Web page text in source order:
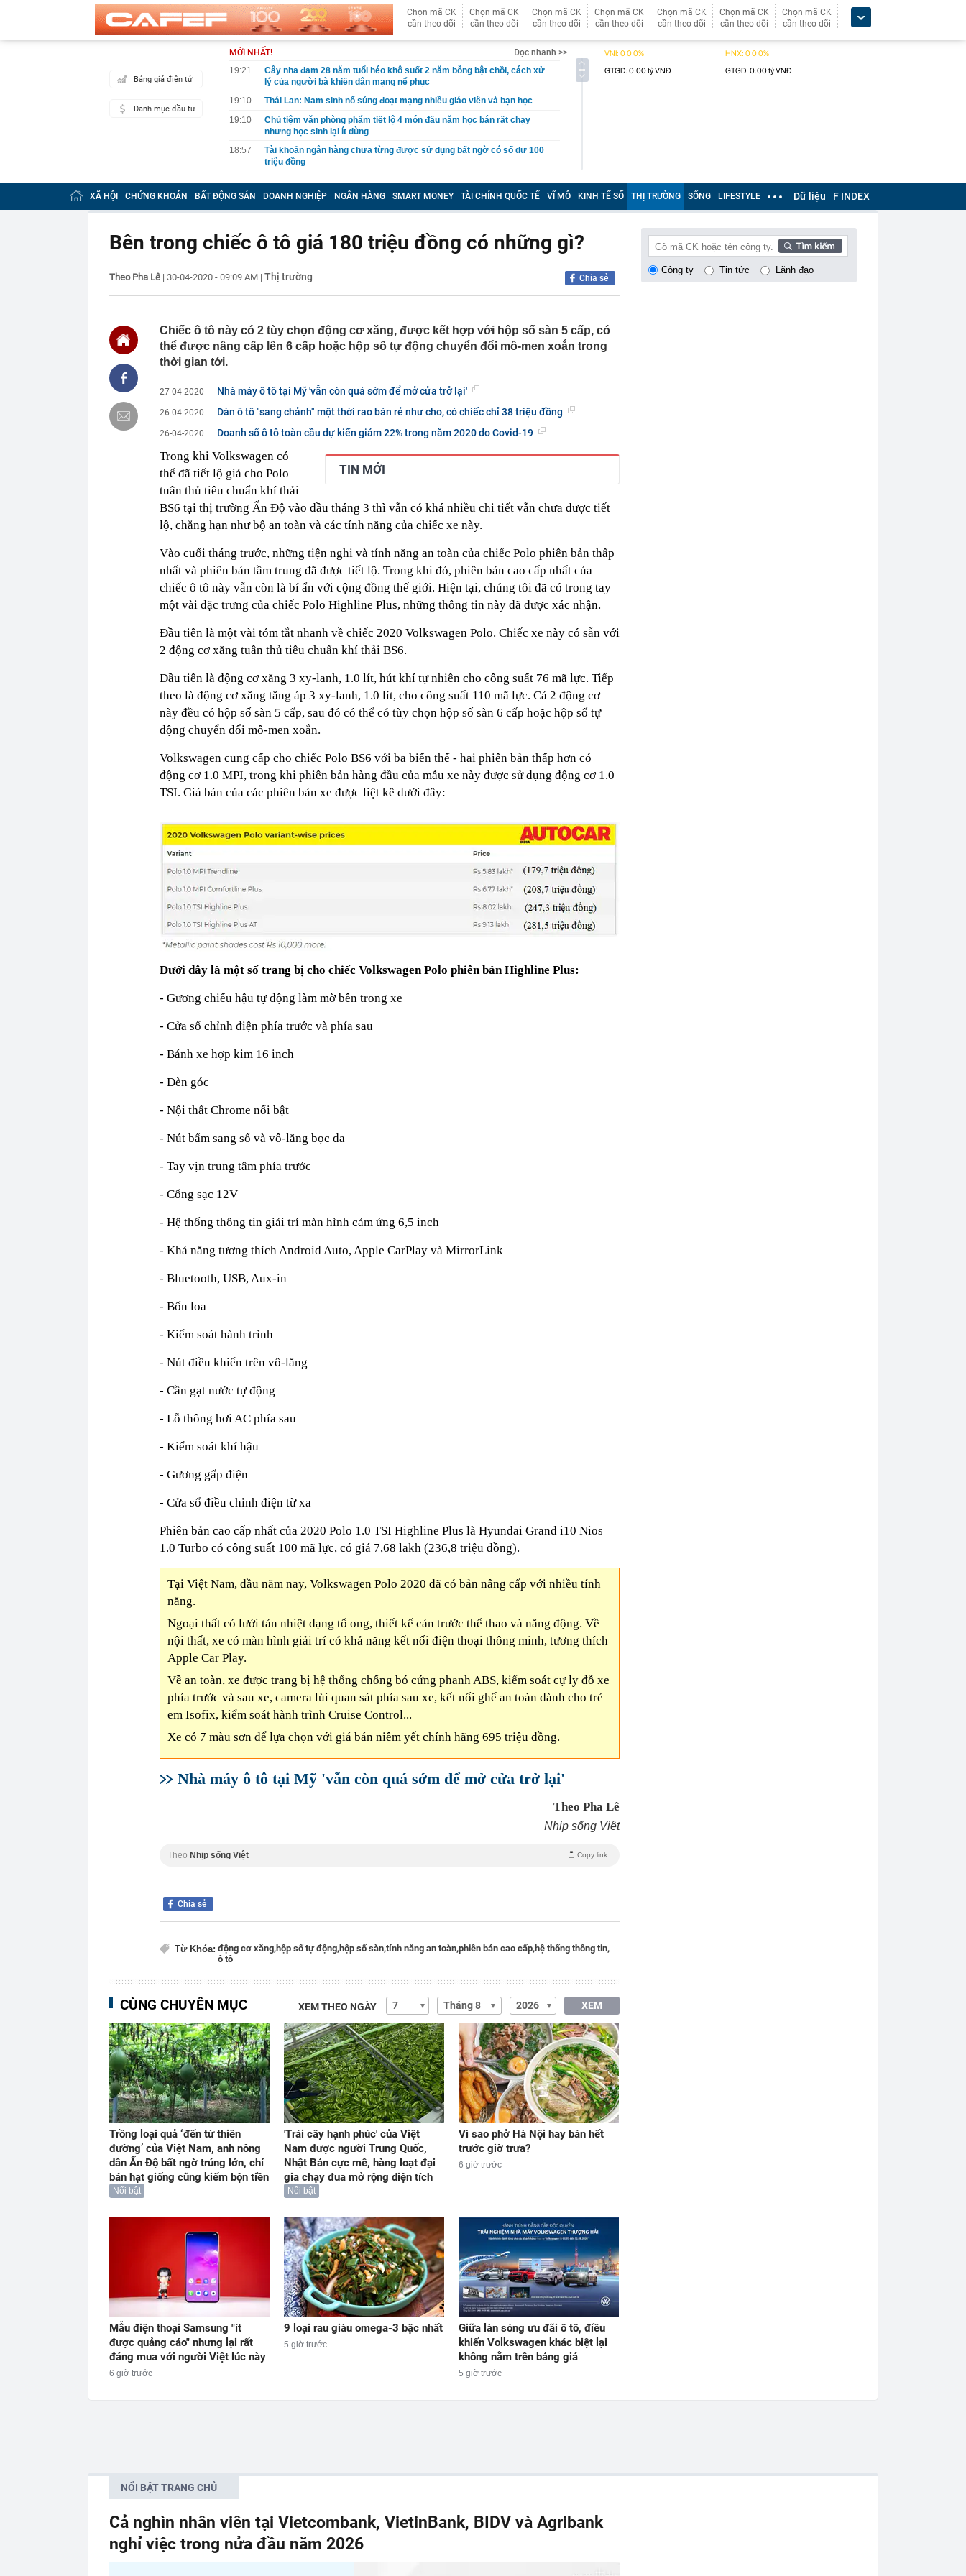
Chọn mã CK
cần theo dõi
Chọn mã CK
cần theo dõi
Chọn mã CK
cần theo dõi
Chọn mã CK
cần theo dõi
Chọn mã CK
cần theo dõi
Chọn mã CK
cần theo dõi
Chọn mã CK
cần theo dõi
Bảng giá điện tử
Danh mục đầu tư
MỚI NHẤT!
Đọc nhanh >>
19:21
Cây nha đam 28 năm tuổi héo khô suốt 2 năm bỗng bật chồi, cách xử
lý của người bà khiến dân mạng nể phục
19:10
Thái Lan: Nam sinh nổ súng đoạt mạng nhiều giáo viên và bạn học
19:10
Chủ tiệm văn phòng phẩm tiết lộ 4 món đầu năm học bán rất chạy
nhưng học sinh lại ít dùng
18:57
Tài khoản ngân hàng chưa từng được sử dụng bất ngờ có số dư 100
triệu đồng
18:50
Vì sao phở Hà Nội hay bán hết trước giờ trưa?
18:50
Cách Trung Quốc xử lý 'anh hùng bàn phím' bôi nhọ, xúc phạm cá nhân
18:45
Phát hiện số vàng trị giá hơn 262 tỷ đồng khi đi dạo trên khu đất của
18:30
Vì sao nhiều gia đình thích làm thêm cầu thang bên ngoài nhà?
18:22
15 "chiêu" siêu thị khiến bạn mua nhiều hơn
giờ đặt trong phòng
18:10
Mẫu điện thoại Samsung "ít được quảng cáo" nhưng lại rất đáng mua
Phát hiện viêm gan B rồi bỏ điều trị suốt 20 năm, người đàn ông 53 tuổi
phải lọc máu, vợ con cũng nhiễm bệnh
17:52
9 loại rau giàu omega-3 bậc nhất
người trung niên trả giá
17:46
Lãi suất tăng cao, doanh nghiệp gửi nhà băng hàng nghìn tỷ đồng
17:33
Thu phí cao tốc Bắc - Nam đạt hơn 1.300 tỷ đồng
17:26
Tuyên án chung thân thầy bói Phan Thị Thu Trang SN 1989
XÃ HỘI CHỨNG KHOÁN BẤT ĐỘNG SẢN DOANH NGHIỆP NGÂN HÀNG SMART MONEY TÀI CHÍNH QUỐC TẾ VĨ MÔ KINH TẾ SỐ THỊ TRƯỜNG SỐNG LIFESTYLE Dữ liệu F INDEX
Bên trong chiếc ô tô giá 180 triệu đồng có những gì?
Theo Pha Lê | 30-04-2020 - 09:09 AM | Thị trường Chia sẻ
Chiếc ô tô này có 2 tùy chọn động cơ xăng, được kết hợp với hộp số sàn 5 cấp, có
thể được nâng cấp lên 6 cấp hoặc hộp số tự động chuyển đổi mô-men xoắn trong
thời gian tới.
27-04-2020 Nhà máy ô tô tại Mỹ 'vẫn còn quá sớm để mở cửa trở lại'
26-04-2020 Dàn ô tô "sang chảnh" một thời rao bán rẻ như cho, có chiếc chỉ 38 triệu đồng
26-04-2020 Doanh số ô tô toàn cầu dự kiến giảm 22% trong năm 2020 do Covid-19
TIN MỚI
Trong khi Volkswagen có
thể đã tiết lộ giá cho Polo
tuân thủ tiêu chuẩn khí thải
BS6 tại thị trường Ấn Độ vào đầu tháng 3 thì vẫn có khá nhiều chi tiết vẫn chưa được tiết
lộ, chẳng hạn như bộ an toàn và các tính năng của chiếc xe này.
Vào cuối tháng trước, những tiện nghi và tính năng an toàn của chiếc Polo phiên bản thấp
nhất và phiên bản tầm trung đã được tiết lộ. Trong khi đó, phiên bản cao cấp nhất của
chiếc ô tô này vẫn còn là bí ẩn với cộng đồng thế giới. Hiện tại, chúng tôi đã có trong tay
một vài đặc trưng của chiếc Polo Highline Plus, những thông tin này đã được xác nhận.
Đầu tiên là một vài tóm tắt nhanh về chiếc 2020 Volkswagen Polo. Chiếc xe này có sẵn với
2 động cơ xăng tuân thủ tiêu chuẩn khí thải BS6.
Đầu tiên là động cơ xăng 3 xy-lanh, 1.0 lít, hút khí tự nhiên cho công suất 76 mã lực. Tiếp
theo là động cơ xăng tăng áp 3 xy-lanh, 1.0 lít, cho công suất 110 mã lực. Cả 2 động cơ
này đều có hộp số sàn 5 cấp, sau đó có thể có tùy chọn hộp số sàn 6 cấp hoặc hộp số tự
động chuyển đổi mô-men xoắn.
Volkswagen cung cấp cho chiếc Polo BS6 với ba biến thể - hai phiên bản thấp hơn có
động cơ 1.0 MPI, trong khi phiên bản hàng đầu của mẫu xe này được sử dụng động cơ 1.0
TSI. Giá bán của các phiên bản xe được liệt kê dưới đây:
Dưới đây là một số trang bị cho chiếc Volkswagen Polo phiên bản Highline Plus:
- Gương chiếu hậu tự động làm mờ bên trong xe
- Cửa sổ chỉnh điện phía trước và phía sau
- Bánh xe hợp kim 16 inch
- Đèn góc
- Nội thất Chrome nổi bật
- Nút bấm sang số và vô-lăng bọc da
- Tay vịn trung tâm phía trước
- Cổng sạc 12V
- Hệ thống thông tin giải trí màn hình cảm ứng 6,5 inch
- Khả năng tương thích Android Auto, Apple CarPlay và MirrorLink
- Bluetooth, USB, Aux-in
- Bốn loa
- Kiểm soát hành trình
- Nút điều khiển trên vô-lăng
- Cần gạt nước tự động
- Lỗ thông hơi AC phía sau
- Kiểm soát khí hậu
- Gương gấp điện
- Cửa sổ điều chỉnh điện từ xa
Phiên bản cao cấp nhất của 2020 Polo 1.0 TSI Highline Plus là Hyundai Grand i10 Nios
1.0 Turbo có công suất 100 mã lực, có giá 7,68 lakh (236,8 triệu đồng).
Tại Việt Nam, đầu năm nay, Volkswagen Polo 2020 đã có bản nâng cấp với nhiều tính
năng.
Ngoại thất có lưới tản nhiệt dạng tổ ong, thiết kế cản trước thể thao và năng động. Về
nội thất, xe có màn hình giải trí có khả năng kết nối điện thoại thông minh, tương thích
Apple Car Play.
Về an toàn, xe được trang bị hệ thống chống bó cứng phanh ABS, kiểm soát cự ly đỗ xe
phía trước và sau xe, camera lùi quan sát phía sau xe, kết nối ghế an toàn dành cho trẻ
em Isofix, kiểm soát hành trình Cruise Control...
Xe có 7 màu sơn để lựa chọn với giá bán niêm yết chính hãng 695 triệu đồng.
Nhà máy ô tô tại Mỹ 'vẫn còn quá sớm để mở cửa trở lại'
Theo Pha Lê
Nhịp sống Việt
Theo Nhịp sống Việt Copy link
Chia sẻ
Từ Khóa: động cơ xăng,hộp số tự động,hộp số sàn,tính năng an toàn,phiên bản cao cấp,hệ thống thông tin,
ô tô
CÙNG CHUYÊN MỤC XEM THEO NGÀY XEM
Trồng loại quả ‘đến từ thiên
đường’ của Việt Nam, anh nông
dân Ấn Độ bất ngờ trúng lớn, chỉ
bán hạt giống cũng kiếm bộn tiền
Nổi bật
'Trái cây hạnh phúc' của Việt
Nam được người Trung Quốc,
Nhật Bản cực mê, hàng loạt đại
gia chạy đua mở rộng diện tích
Nổi bật
Vì sao phở Hà Nội hay bán hết
trước giờ trưa?
6 giờ trước
Mẫu điện thoại Samsung "ít
được quảng cáo" nhưng lại rất
đáng mua với người Việt lúc này
6 giờ trước
9 loại rau giàu omega-3 bậc nhất
5 giờ trước
Giữa làn sóng ưu đãi ô tô, điều
khiến Volkswagen khác biệt lại
không nằm trên bảng giá
5 giờ trước
Công ty Tin tức Lãnh đạo
NỔI BẬT TRANG CHỦ
Cả nghìn nhân viên tại Vietcombank, VietinBank, BIDV và Agribank
nghỉ việc trong nửa đầu năm 2026